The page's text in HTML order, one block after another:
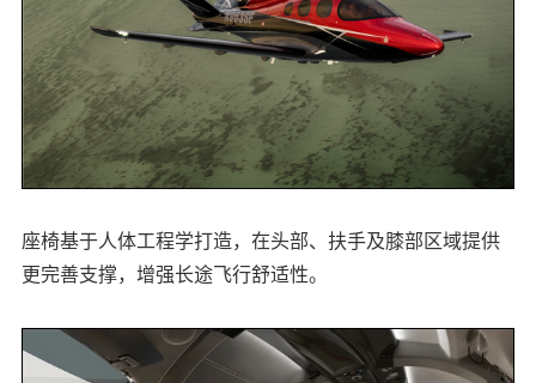
座椅基于人体工程学打造，在头部、扶手及膝部区域提供
更完善支撑，增强长途飞行舒适性。